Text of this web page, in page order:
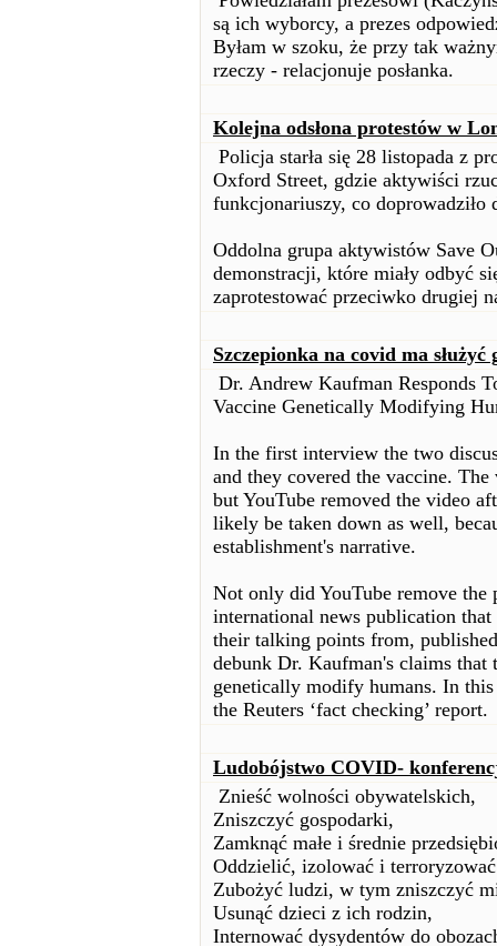
są ich wyborcy, a prezes
Byłam w szoku, że przy tak
rzeczy - relacjonuje posłanka.
Kolejna odsłona protestów w
Policja starła się 28 listopada z
Oxford Street, gdzie aktywiści
funkcjonariuszy, co doprowadziło
Oddolna grupa aktywistów Save
demonstracji, które miały odbyć
zaprotestować przeciwko drugiej
Szczepionka na covid ma
Dr. Andrew Kaufman Responds
Vaccine Genetically Modifying
In the first interview the two
and they covered the vaccine.
but YouTube removed the video
likely be taken down as well,
establishment's narrative.
Not only did YouTube remove the
international news publication
their talking points from,
debunk Dr. Kaufman's claims
genetically modify humans. In
the Reuters ‘fact checking’ report.
Ludobójstwo COVID-
Znieść wolności obywatelskich,
Zniszczyć gospodarki,
Zamknąć małe i średnie
Oddzielić, izolować i
Zubożyć ludzi, w tym zniszczyć
Usunąć dzieci z ich rodzin,
Internować dysydentów do